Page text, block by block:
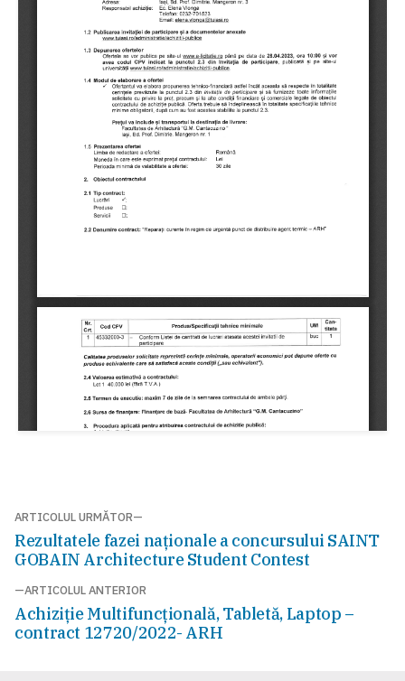
Navigare
în
articole
ARTICOLUL ANTERIOR
Articolul
anterior:
Achiziție Multifuncțională, Tabletă, Laptop –
contract 12720/2022- ARH
ARTICOLUL URMĂTOR
Articolul
următor:
Rezultatele fazei naționale a concursului SAINT
GOBAIN Architecture Student Contest